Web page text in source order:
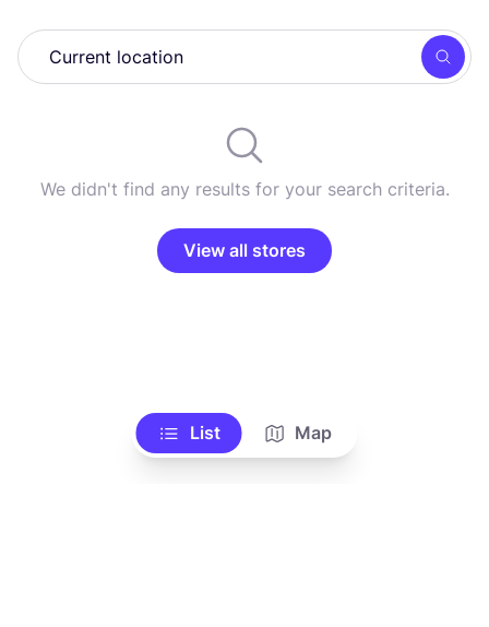
We didn't find any results for your search criteria.
View all stores
List Map